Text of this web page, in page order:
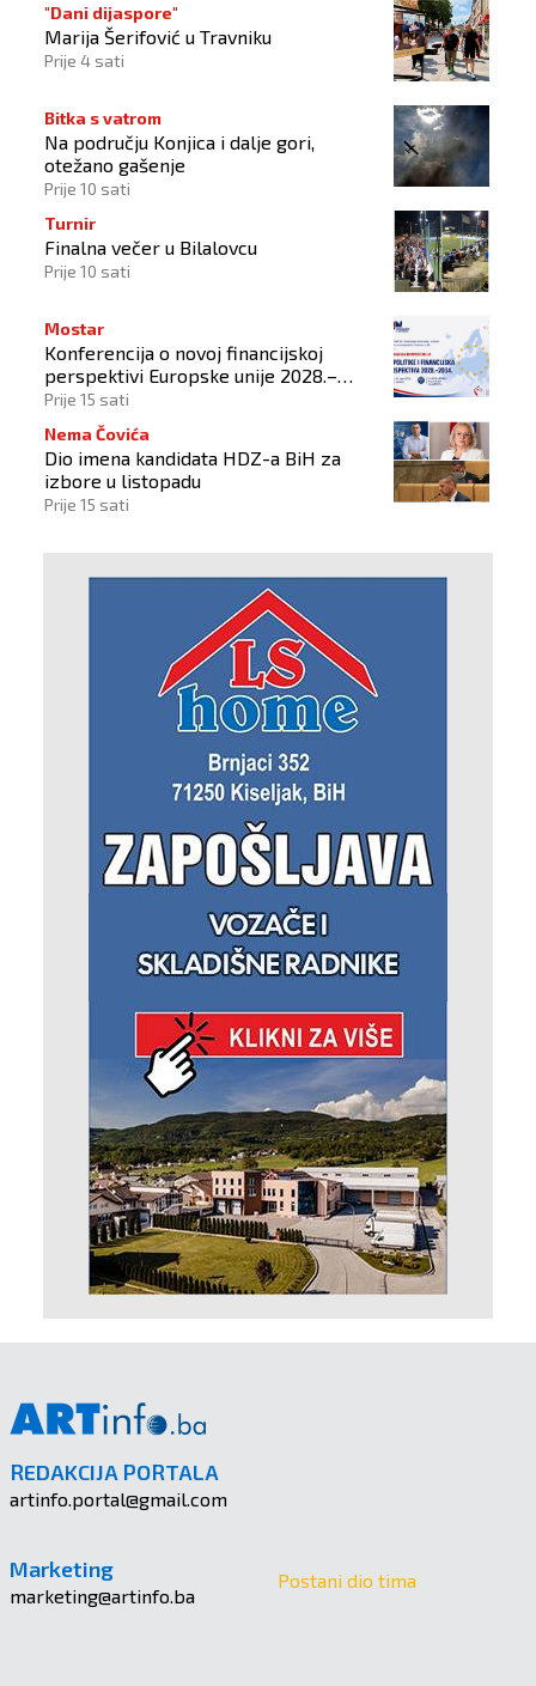
"Dani dijaspore"
Marija Šerifović u Travniku
Prije 4 sati
Bitka s vatrom
Na području Konjica i dalje gori,
otežano gašenje
Prije 10 sati
Turnir
Finalna večer u Bilalovcu
Prije 10 sati
Mostar
Konferencija o novoj financijskoj
perspektivi Europske unije 2028.–
2034.
Prije 15 sati
Nema Čovića
Dio imena kandidata HDZ-a BiH za
izbore u listopadu
Prije 15 sati
REDAKCIJA PORTALA
artinfo.portal@gmail.com
Marketing
marketing@artinfo.ba
Postani dio tima